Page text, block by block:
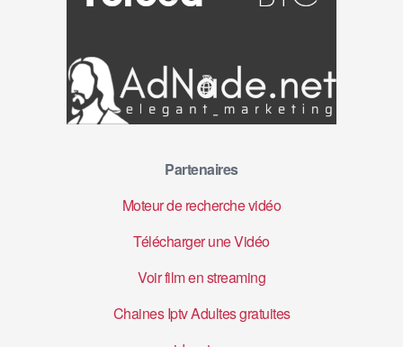
Partenaires
Moteur de recherche vidéo
Télécharger une Vidéo
Voir film en streaming
Chaines Iptv Adultes gratuites